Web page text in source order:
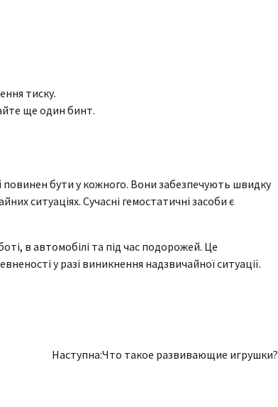
тиску.
ще один бинт.
бути у кожного. Вони забезпечують швидку
ситуаціях. Сучасні гемостатичні засоби є
в автомобілі та під час подорожей. Це
у разі виникнення надзвичайної ситуації.
Наступна:Что такое развивающие игрушки?